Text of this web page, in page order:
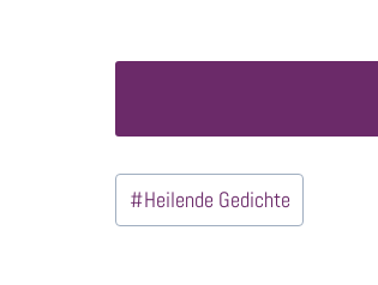
Schlagworte:
#Heilende Gedichte